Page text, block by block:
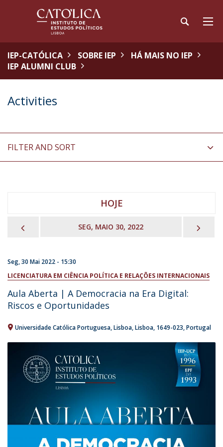
IEP-CATÓLICA SOBRE IEP
HÁ MAIS NO IEP
IEP ALUMNI CLUB
Activities
FILTER AND SORT
HOJE
SEG, MAIO 30, 2022
Seg, 30 Mai 2022 - 15:30
LICENCIATURA EM CIÊNCIA POLÍTICA E RELAÇÕES INTERNACIONAIS
Aula Aberta | A Democracia na Era Digital:
Riscos e Oportunidades
Universidade Católica Portuguesa Lisboa Lisboa 1649-023 Portugal